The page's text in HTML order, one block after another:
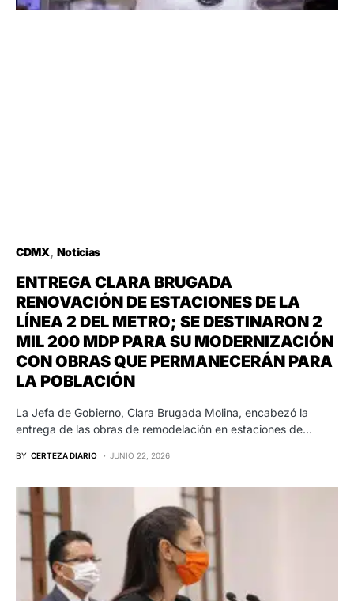
CDMX Noticias
ENTREGA CLARA BRUGADA
RENOVACIÓN DE ESTACIONES DE LA
LÍNEA 2 DEL METRO; SE DESTINARON 2
MIL 200 MDP PARA SU MODERNIZACIÓN
CON OBRAS QUE PERMANECERÁN PARA
LA POBLACIÓN
La Jefa de Gobierno, Clara Brugada Molina, encabezó la
entrega de las obras de remodelación en estaciones de…
BY CERTEZA DIARIO JUNIO 22, 2026